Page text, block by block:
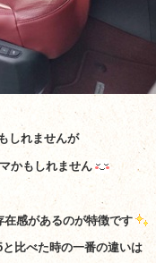
しれませんが
かもしれません
感があるのが特徴です
比べた時の一番の違いは